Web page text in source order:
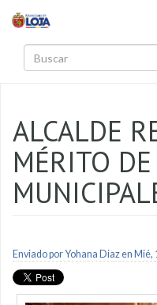
ALCALDE
MÉRITO
Enviado porYohana Diazen Mié,